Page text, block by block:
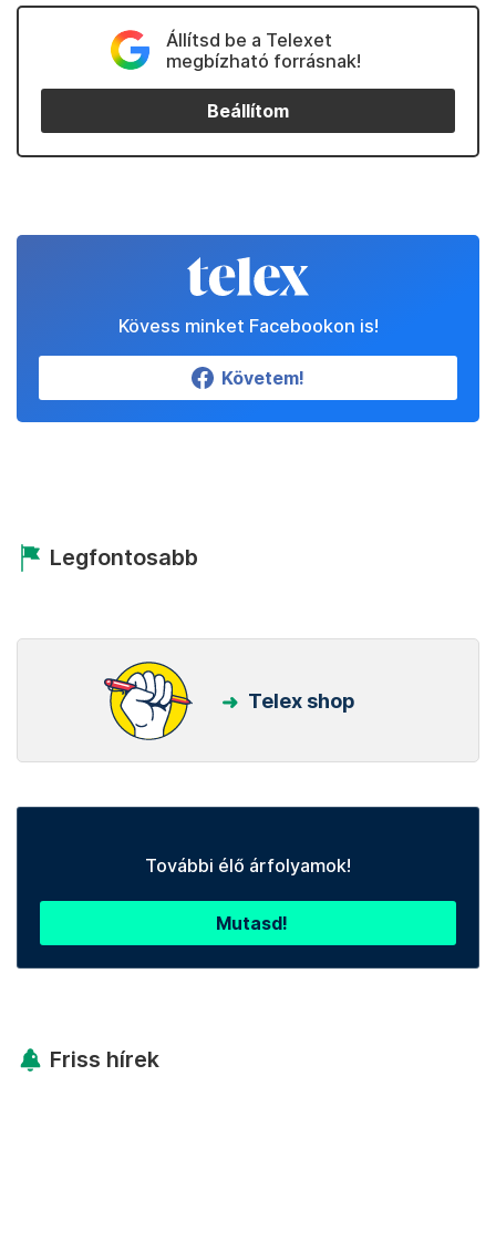
Állítsd be a Telexet
megbízható forrásnak!
Beállítom
Kövess minket Facebookon is!
Követem!
Legfontosabb
Telex shop
További élő árfolyamok!
Mutasd!
Friss hírek